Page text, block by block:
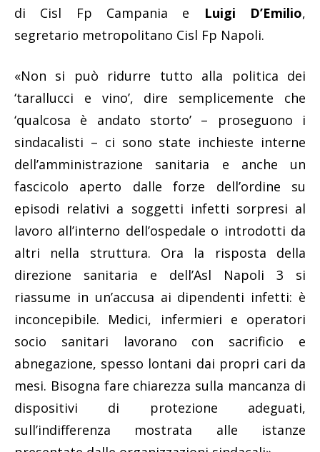
di Cisl Fp Campania e Luigi D’Emilio,
segretario metropolitano Cisl Fp Napoli.
«Non si può ridurre tutto alla politica dei
‘tarallucci e vino’, dire semplicemente che
‘qualcosa è andato storto’ – proseguono i
sindacalisti – ci sono state inchieste interne
dell’amministrazione sanitaria e anche un
fascicolo aperto dalle forze dell’ordine su
episodi relativi a soggetti infetti sorpresi al
lavoro all’interno dell’ospedale o introdotti da
altri nella struttura. Ora la risposta della
direzione sanitaria e dell’Asl Napoli 3 si
riassume in un’accusa ai dipendenti infetti: è
inconcepibile. Medici, infermieri e operatori
socio sanitari lavorano con sacrificio e
abnegazione, spesso lontani dai propri cari da
mesi. Bisogna fare chiarezza sulla mancanza di
dispositivi di protezione adeguati,
sull’indifferenza mostrata alle istanze